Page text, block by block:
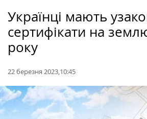
Українці мають
сертифікати на
року
22 березня 2023,10:45